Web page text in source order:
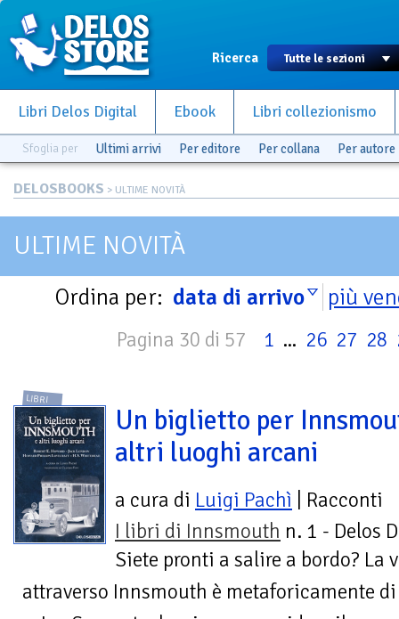
Ricerca
Libri Delos Digital Ebook Libri collezionismo
Sfoglia per Ultimi arrivi Per editore Per collana Per autore
DELOSBOOKS > ULTIME NOVITÀ
ULTIME NOVITÀ
Ordina per: data di arrivo più
Pagina 30 di 57 1 ... 26 27 28
LIBRI
Un biglietto per
altri luoghi arcani
a cura di Luigi Pachì | Racconti
I libri di Innsmouth n. 1 - Delos
Siete pronti a salire a bordo? La
attraverso Innsmouth è metaforicamente